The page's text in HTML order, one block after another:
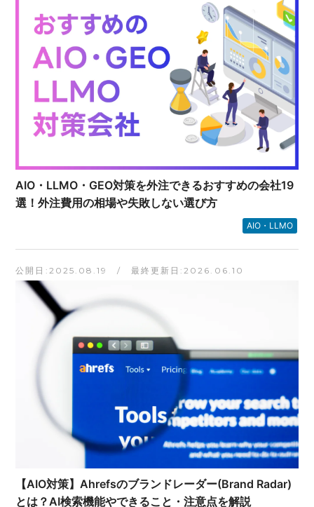
AIO・LLMO・GEO対策を外注できるおすすめの会社19
選！外注費用の相場や失敗しない選び方
AIO・LLMO
公開日:2025.08.19 / 最終更新日:2026.06.10
【AIO対策】Ahrefsのブランドレーダー(Brand Radar)
とは？AI検索機能やできること・注意点を解説